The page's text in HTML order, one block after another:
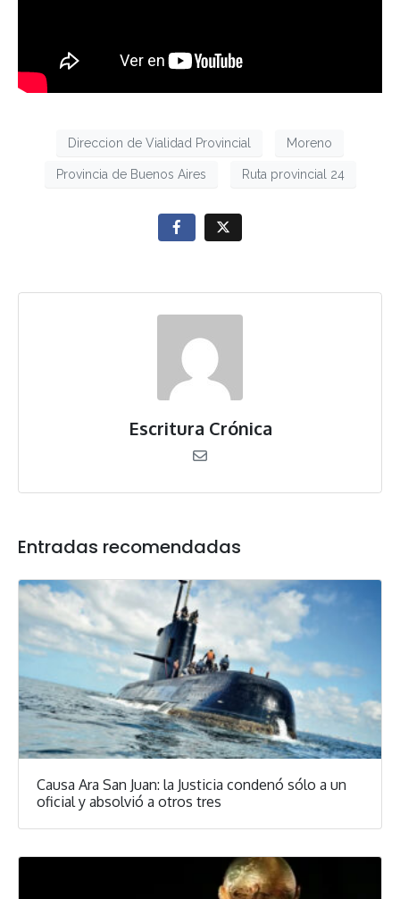
Direccion de Vialidad Provincial Moreno
Provincia de Buenos Aires Ruta provincial 24
Escritura Crónica
Entradas recomendadas
Causa Ara San Juan: la Justicia condenó sólo a un
oficial y absolvió a otros tres